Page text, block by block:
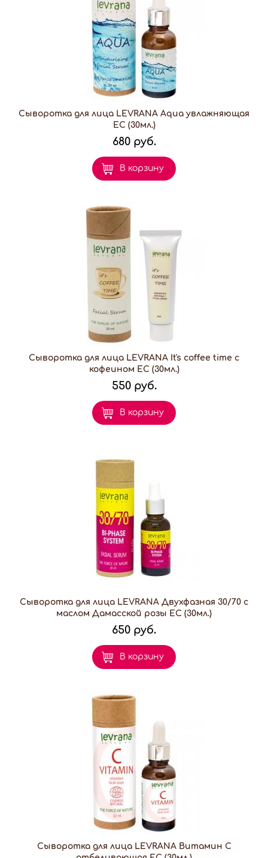
Сыворотка для лица LEVRANA Aqua увлажняющая
EC (30мл.)
680 руб.
В корзину
Сыворотка для лица LEVRANA It's coffee time с
кофеином EC (30мл.)
550 руб.
В корзину
Сыворотка для лица LEVRANA Двухфазная 30/70 с
маслом Дамасской розы EC (30мл.)
650 руб.
В корзину
Сыворотка для лица LEVRANA Витамин С